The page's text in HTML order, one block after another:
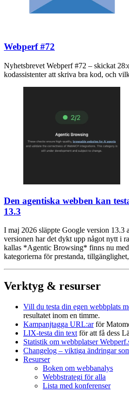
Webperf #72
Nyhetsbrevet Webperf #72 – skickat
kodassistenter att skriva bra kod, och
Den agentiska webben kan
13.3
I maj 2026 släppte Google version 13.3
versionen har det dykt upp något nytt i
kallas *Agentic Browsing* finns nu
kategorierna för prestanda,
Verktyg & resurser
Vill du testa din egen webbplats
resultatet inom en timme.
Kampanjtagga URL:arför
LIX-testa din text för att få dess
Statistik om webbplatser
Changelog – viktiga ändringar
Resurser
Boken om webbanalys
Webbstrategi för alla
Lista med konferenser